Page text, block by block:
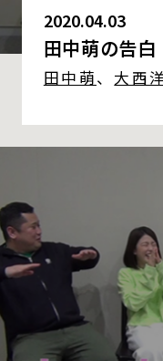
2020.04.03
田中萌の告白
田中萌、 大西